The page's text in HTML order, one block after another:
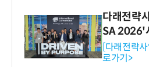
다래전략
SA 2026'
와의 비즈
-바이오 해
[다래전략
로가기>